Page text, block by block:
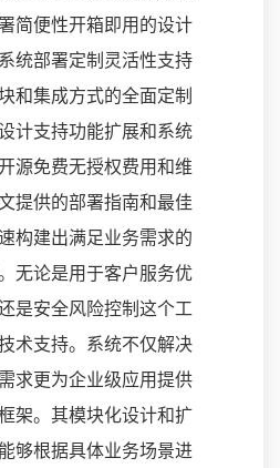
简便性开箱即用的设计
统部署定制灵活性支持
和集成方式的全面定制
计支持功能扩展和系统
源免费无授权费用和维
提供的部署指南和最佳
构建出满足业务需求的
无论是用于客户服务优
是安全风险控制这个工
术支持。系统不仅解决
求更为企业级应用提供
架。其模块化设计和扩
够根据具体业务场景进